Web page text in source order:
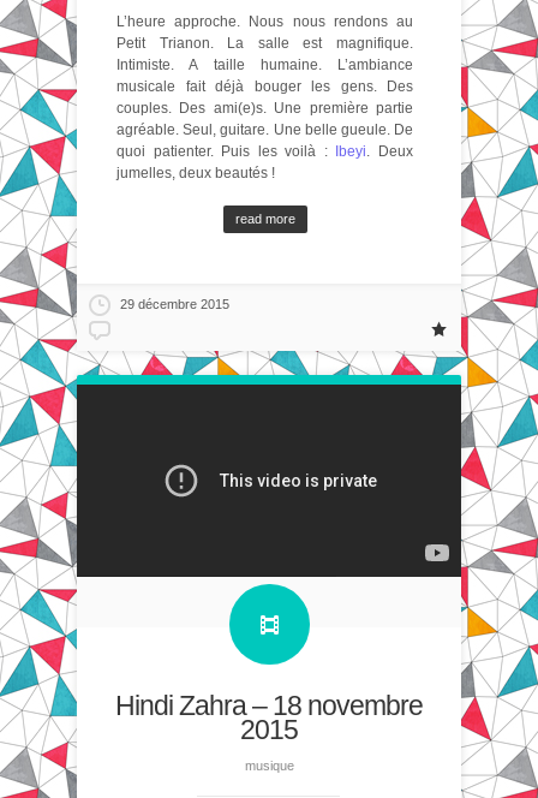
L’heure approche. Nous nous rendons au
Petit Trianon. La salle est magnifique.
Intimiste. A taille humaine. L’ambiance
musicale fait déjà bouger les gens. Des
couples. Des ami(e)s. Une première partie
agréable. Seul, guitare. Une belle gueule. De
quoi patienter. Puis les voilà :
Ibeyi. Deux
jumelles, deux beautés !
read more
29 décembre 2015
Hindi Zahra – 18 novembre
2015
musique